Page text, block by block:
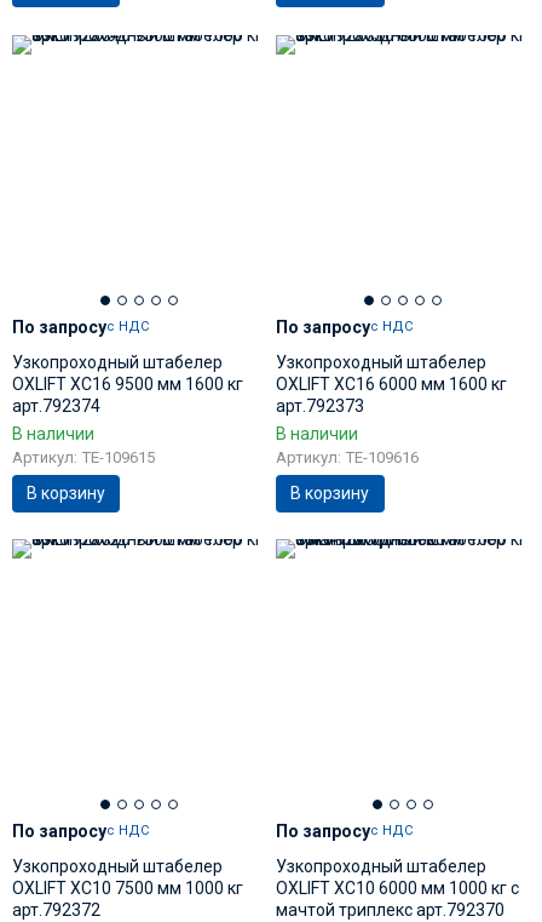
По запросус НДС
Узкопроходный штабелер
OXLIFT XC16 9500 мм 1600 кг
арт.792374
В наличии
Артикул: TE-109615
В корзину
По запросус НДС
Узкопроходный штабелер
OXLIFT XC16 6000 мм 1600 кг
арт.792373
В наличии
Артикул: TE-109616
В корзину
По запросус НДС
Узкопроходный штабелер
OXLIFT XC10 7500 мм 1000 кг
арт.792372
По запросус НДС
Узкопроходный штабелер
OXLIFT XC10 6000 мм 1000 кг с
мачтой триплекс арт.792370